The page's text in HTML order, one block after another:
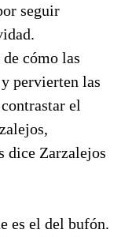
seguir
cómo las
pervierten las
el
dice Zarzalejos
es el del bufón.